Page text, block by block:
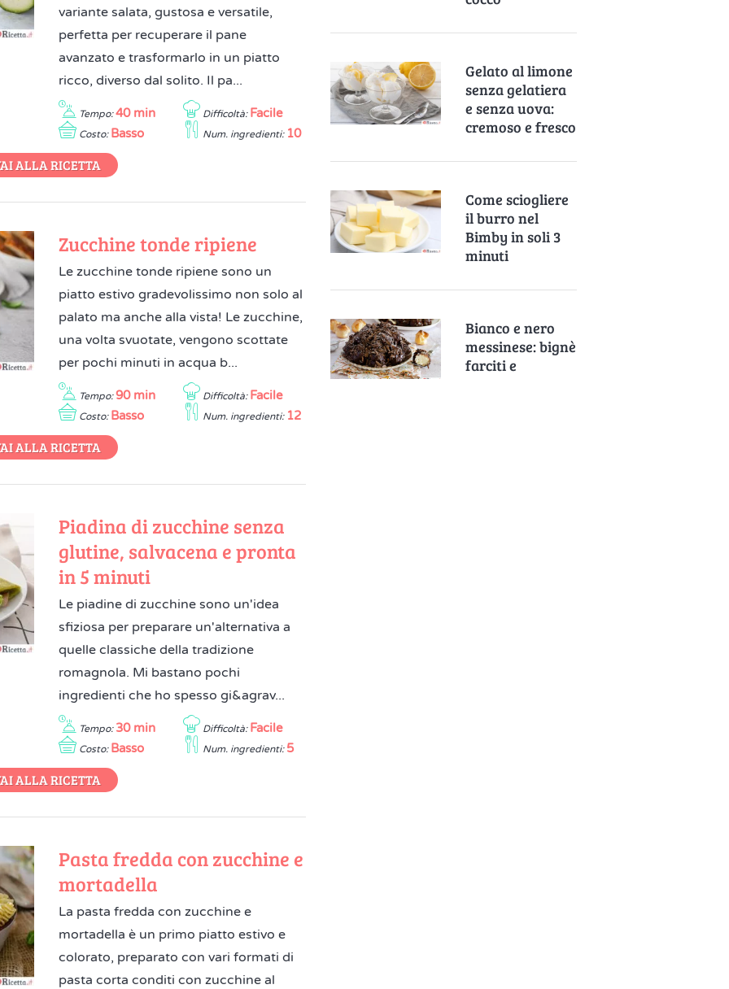
variante salata, gustosa e versatile,
perfetta per recuperare il pane
avanzato e trasformarlo in un piatto
ricco, diverso dal solito. Il pa...
Tempo: 40 min Difficoltà: Facile
Costo: Basso Num. ingredienti: 10
ALLA RICETTA
Zucchine tonde ripiene
Le zucchine tonde ripiene sono un
piatto estivo gradevolissimo non solo al
palato ma anche alla vista! Le zucchine,
una volta svuotate, vengono scottate
per pochi minuti in acqua b...
Tempo: 90 min Difficoltà: Facile
Costo: Basso Num. ingredienti: 12
ALLA RICETTA
Piadina di zucchine senza
glutine, salvacena e pronta
in 5 minuti
Le piadine di zucchine sono un'idea
sfiziosa per preparare un'alternativa a
quelle classiche della tradizione
romagnola. Mi bastano pochi
ingredienti che ho spesso gi&agrav...
Tempo: 30 min Difficoltà: Facile
Costo: Basso Num. ingredienti: 5
ALLA RICETTA
Pasta fredda con zucchine e
mortadella
La pasta fredda con zucchine e
mortadella è un primo piatto estivo e
colorato, preparato con vari formati di
pasta corta conditi con zucchine al
Gelato al limone
senza gelatiera
e senza uova:
cremoso e fresco
Come sciogliere
il burro nel
Bimby in soli 3
minuti
Bianco e nero
messinese: bignè
farciti e